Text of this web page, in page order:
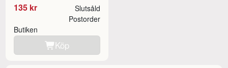
135 kr Slutsåld
Butiken
Postorder
Köp